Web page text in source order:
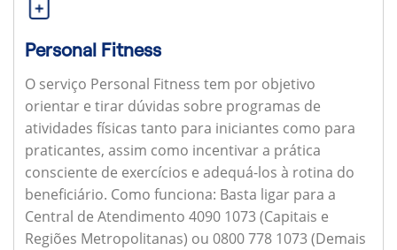
Personal Fitness
O serviço Personal Fitness tem por objetivo
orientar e tirar dúvidas sobre programas de
atividades físicas tanto para iniciantes como para
praticantes, assim como incentivar a prática
consciente de exercícios e adequá-los à rotina do
beneficiário. Como funciona: Basta ligar para a
Central de Atendimento 4090 1073 (Capitais e
Regiões Metropolitanas) ou 0800 778 1073 (Demais